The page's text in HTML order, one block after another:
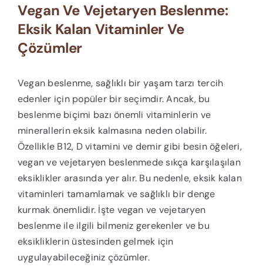
Vegan Ve Vejetaryen Beslenme:
Eksik Kalan Vitaminler Ve
Çözümler
Vegan beslenme, sağlıklı bir yaşam tarzı tercih
edenler için popüler bir seçimdir. Ancak, bu
beslenme biçimi bazı önemli vitaminlerin ve
minerallerin eksik kalmasına neden olabilir.
Özellikle B12, D vitamini ve demir gibi besin öğeleri,
vegan ve vejetaryen beslenmede sıkça karşılaşılan
eksiklikler arasında yer alır. Bu nedenle, eksik kalan
vitaminleri tamamlamak ve sağlıklı bir denge
kurmak önemlidir. İşte vegan ve vejetaryen
beslenme ile ilgili bilmeniz gerekenler ve bu
eksikliklerin üstesinden gelmek için
uygulayabileceğiniz çözümler.